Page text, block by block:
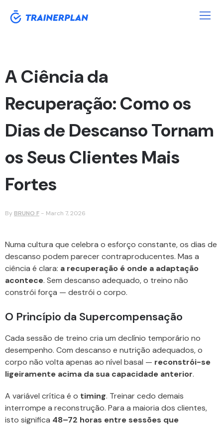
A Ciência da
Recuperação: Como os
Dias de Descanso Tornam
os Seus Clientes Mais
Fortes
By BRUNO F - March 7, 2026
Numa cultura que celebra o esforço constante, os dias de
descanso podem parecer contraproducentes. Mas a
ciência é clara: a recuperação é onde a adaptação
acontece. Sem descanso adequado, o treino não
constrói força — destrói o corpo.
O Princípio da Supercompensação
Cada sessão de treino cria um declínio temporário no
desempenho. Com descanso e nutrição adequados, o
corpo não volta apenas ao nível basal — reconstrói-se
ligeiramente acima da sua capacidade anterior.
A variável crítica é o timing. Treinar cedo demais
interrompe a reconstrução. Para a maioria dos clientes,
isto significa 48–72 horas entre sessões que